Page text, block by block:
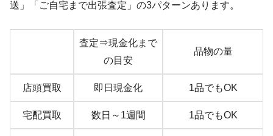
送」「ご自宅まで出張査定」の3パターンあります。
査定⇒現金化まで
の目安
品物の量
店頭買取 即日現金化 1品でもOK
宅配買取 数日～1週間 1品でもOK